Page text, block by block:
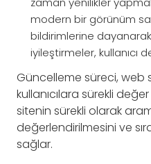
modern bir görünüm
bildirimlerine
iyileştirmeler, kullanıcı
Güncelleme süreci, web
kullanıcılara sürekli
sitenin sürekli olarak
değerlendirilmesini ve
sağlar.